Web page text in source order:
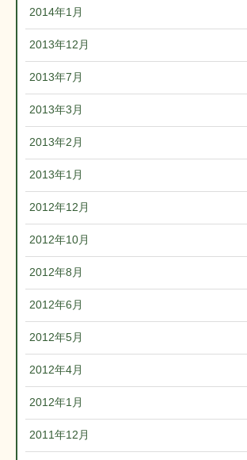
2014年1月
2013年12月
2013年7月
2013年3月
2013年2月
2013年1月
2012年12月
2012年10月
2012年8月
2012年6月
2012年5月
2012年4月
2012年1月
2011年12月